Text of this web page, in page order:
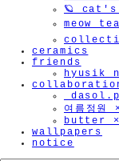
🪐 cat's
meow
ceramics
friends
여름정
butter
wallpapers
notice